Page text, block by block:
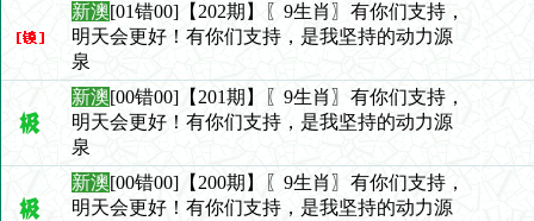
新澳[01错00]【202期】〖9生肖〗有你们支持，
明天会更好！有你们支持，是我坚持的动力源
泉
新澳[00错00]【201期】〖9生肖〗有你们支持，
明天会更好！有你们支持，是我坚持的动力源
泉
新澳[00错00]【200期】〖9生肖〗有你们支持，
明天会更好！有你们支持，是我坚持的动力源